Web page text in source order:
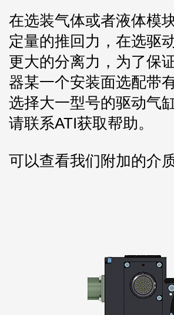
在选装气体或者液体模
定量的推回力，在选驱
更大的分离力，为了保
器某一个安装面选配带
选择大一型号的驱动气
请联系ATI获取帮助。
可以查看我们附加的介